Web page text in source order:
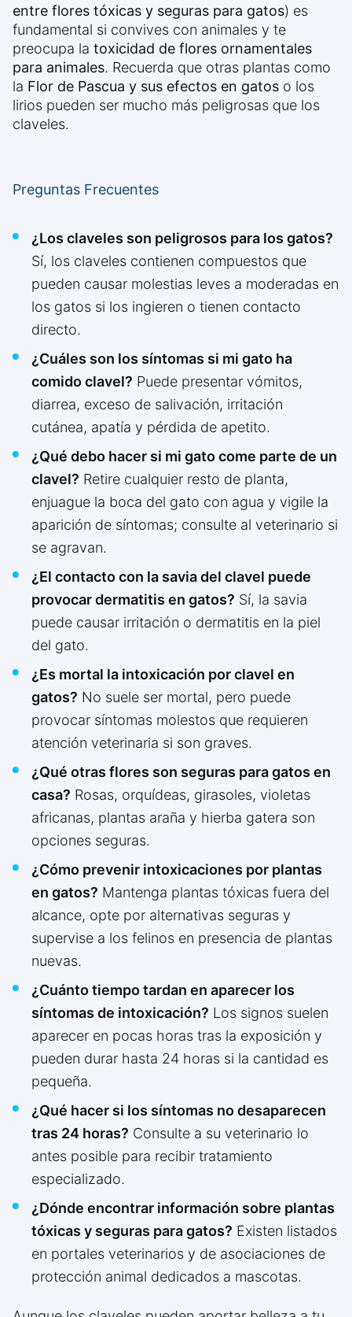
entre flores tóxicas y seguras para gatos) es
fundamental si convives con animales y te
preocupa la toxicidad de flores ornamentales
para animales. Recuerda que otras plantas como
la Flor de Pascua y sus efectos en gatos o los
lirios pueden ser mucho más peligrosas que los
claveles.
Preguntas Frecuentes
¿Los claveles son peligrosos para los gatos?
Sí, los claveles contienen compuestos que
pueden causar molestias leves a moderadas en
los gatos si los ingieren o tienen contacto
directo.
¿Cuáles son los síntomas si mi gato ha
comido clavel? Puede presentar vómitos,
diarrea, exceso de salivación, irritación
cutánea, apatía y pérdida de apetito.
¿Qué debo hacer si mi gato come parte de un
clavel? Retire cualquier resto de planta,
enjuague la boca del gato con agua y vigile la
aparición de síntomas; consulte al veterinario si
se agravan.
¿El contacto con la savia del clavel puede
provocar dermatitis en gatos? Sí, la savia
puede causar irritación o dermatitis en la piel
del gato.
¿Es mortal la intoxicación por clavel en
gatos? No suele ser mortal, pero puede
provocar síntomas molestos que requieren
atención veterinaria si son graves.
¿Qué otras flores son seguras para gatos en
casa? Rosas, orquídeas, girasoles, violetas
africanas, plantas araña y hierba gatera son
opciones seguras.
¿Cómo prevenir intoxicaciones por plantas
en gatos? Mantenga plantas tóxicas fuera del
alcance, opte por alternativas seguras y
supervise a los felinos en presencia de plantas
nuevas.
¿Cuánto tiempo tardan en aparecer los
síntomas de intoxicación? Los signos suelen
aparecer en pocas horas tras la exposición y
pueden durar hasta 24 horas si la cantidad es
pequeña.
¿Qué hacer si los síntomas no desaparecen
tras 24 horas? Consulte a su veterinario lo
antes posible para recibir tratamiento
especializado.
¿Dónde encontrar información sobre plantas
tóxicas y seguras para gatos? Existen listados
en portales veterinarios y de asociaciones de
protección animal dedicados a mascotas.